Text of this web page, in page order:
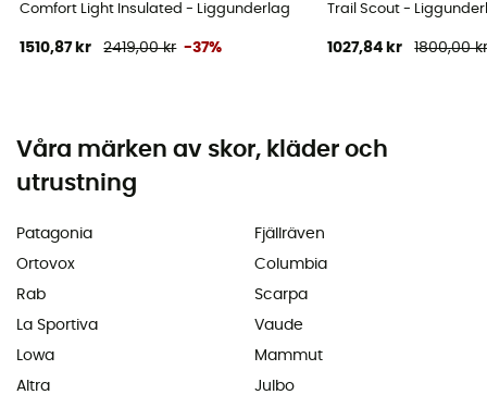
Comfort Light Insulated - Liggunderlag
1510,87 kr 2419,00 kr -37%
Trail Scout -
1027,84 kr 1800,00
Våra märken av skor, kläder och
utrustning
Patagonia
Ortovox
Rab
La Sportiva
Lowa
Altra
Fjällräven
Columbia
Scarpa
Vaude
Mammut
Julbo